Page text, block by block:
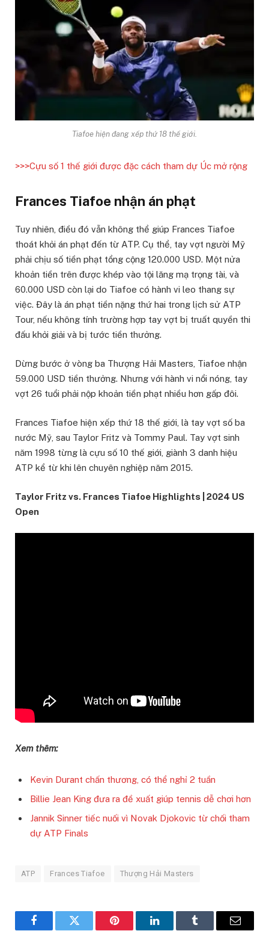
Tiafoe hiện đang xếp thứ 18 thế giới.
>>>Cựu số 1 thế giới được đặc cách tham dự Úc mở rộng
Frances Tiafoe nhận án phạt
Tuy nhiên, điều đó vẫn không thể giúp Frances Tiafoe
thoát khỏi án phạt đến từ ATP. Cụ thể, tay vợt người Mỹ
phải chịu số tiền phạt tổng cộng 120.000 USD. Một nửa
khoản tiền trên được khép vào tội lăng mạ trọng tài, và
60.000 USD còn lại do Tiafoe có hành vi leo thang sự
việc. Đây là án phạt tiền nặng thứ hai trong lịch sử ATP
Tour, nếu không tính trường hợp tay vợt bị truất quyền thi
đấu khỏi giải và bị tước tiền thưởng.
Dừng bước ở vòng ba Thượng Hải Masters, Tiafoe nhận
59.000 USD tiền thưởng. Nhưng với hành vi nổi nóng, tay
vợt 26 tuổi phải nộp khoản tiền phạt nhiều hơn gấp đôi.
Frances Tiafoe hiện xếp thứ 18 thế giới, là tay vợt số ba
nước Mỹ, sau Taylor Fritz và Tommy Paul. Tay vợt sinh
năm 1998 từng là cựu số 10 thế giới, giành 3 danh hiệu
ATP kể từ khi lên chuyên nghiệp năm 2015.
Taylor Fritz vs. Frances Tiafoe Highlights | 2024 US
Open
Xem thêm:
Kevin Durant chấn thương, có thể nghỉ 2 tuần
Billie Jean King đưa ra đề xuất giúp tennis dễ chơi hơn
Jannik Sinner tiếc nuối vì Novak Djokovic từ chối tham
dự ATP Finals
ATP Frances Tiafoe Thượng Hải Masters